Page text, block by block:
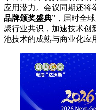
应用潜力。会议同期还将
品牌颁奖盛典”，届时全
聚行业共识，加速技术创
池技术的成熟与商业化应